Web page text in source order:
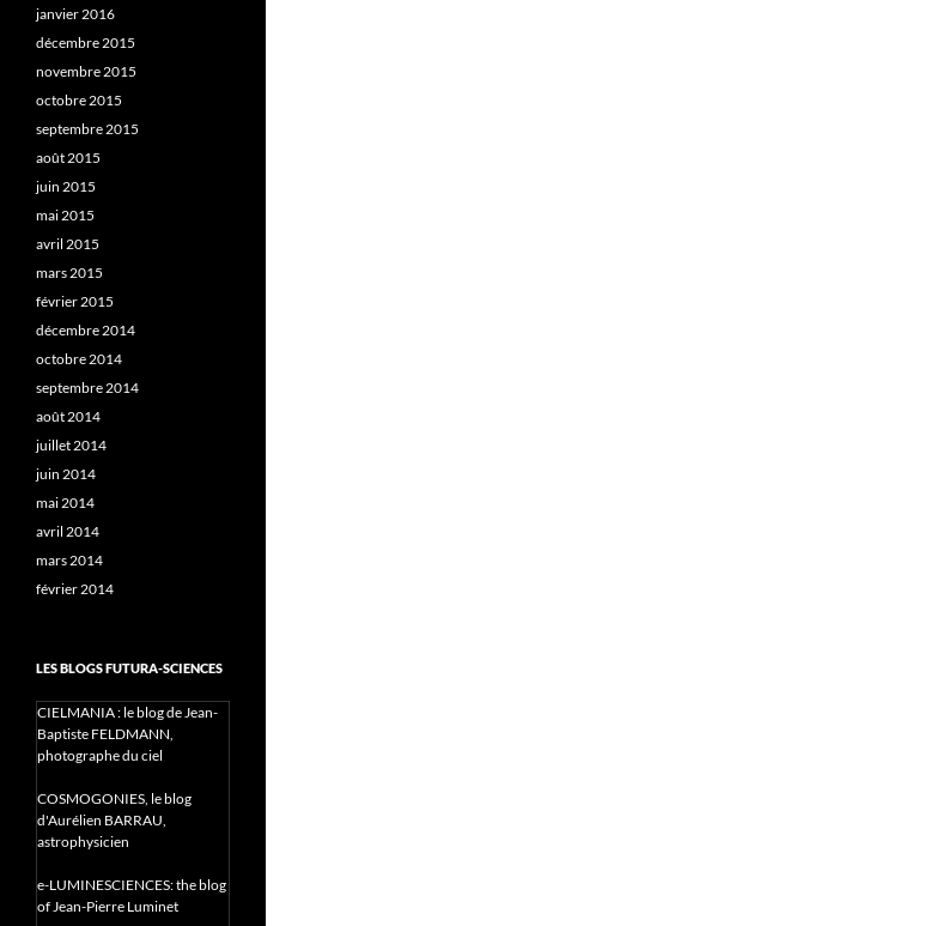
janvier 2016
décembre 2015
novembre 2015
octobre 2015
septembre 2015
août 2015
juin 2015
mai 2015
avril 2015
mars 2015
février 2015
décembre 2014
octobre 2014
septembre 2014
août 2014
juillet 2014
juin 2014
mai 2014
avril 2014
mars 2014
février 2014
LES BLOGS FUTURA-SCIENCES
CIELMANIA : le blog de Jean-
Baptiste FELDMANN,
photographe du ciel
COSMOGONIES, le blog
d'Aurélien BARRAU,
astrophysicien
e-LUMINESCIENCES: the blog
of Jean-Pierre Luminet